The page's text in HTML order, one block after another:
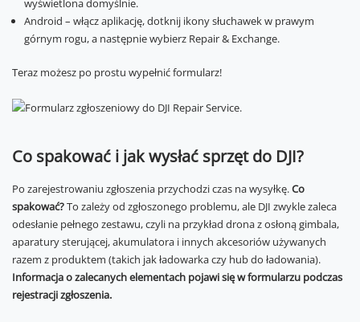
wyświetlona domyślnie.
Android – włącz aplikację, dotknij ikony słuchawek w prawym
górnym rogu, a następnie wybierz Repair & Exchange.
Teraz możesz po prostu wypełnić formularz!
Co spakować i jak wysłać sprzęt do DJI?
Po zarejestrowaniu zgłoszenia przychodzi czas na wysyłkę.Co
spakować?To zależy od zgłoszonego problemu, ale DJI zwykle zaleca
odesłanie pełnego zestawu, czyli na przykład drona z osłoną gimbala,
aparatury sterującej, akumulatora i innych akcesoriów używanych
razem z produktem (takich jak ładowarka czy hub do ładowania).
Informacja o zalecanych elementach pojawi się w formularzu podczas
rejestracji zgłoszenia.